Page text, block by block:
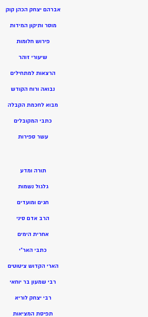
אברהם יצחק הכהן קוק
מוסר ותיקון המידות
פירוש חלומות
שיעורי זוהר
הרצאות למתחילים
נבואה ורוח הקודש
מבוא לחכמת הקבלה
כתבי המקובלים
עשר ספירות
תורה ומדע
גלגול נשמות
חגים ומועדים
הרב אדם סיני
אחרית הימים
כתבי האר”י
הארי הקדוש ציטוטים
רבי שמעון בר יוחאי
רבי יצחק לוריא
תפיסת המציאות